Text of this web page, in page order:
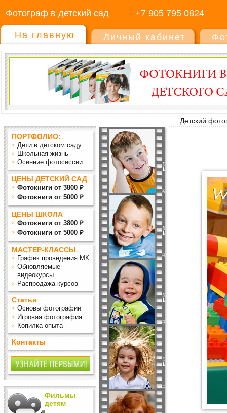
Фотограф в детский сад +7 905 795 0824
На главную Личный кабинет
Детский
ПОРТФОЛИО:
Дети в детском саду
Школьная жизнь
Осенние фотосессии
ЦЕНЫ ДЕТСКИЙ САД
Фотокниги от 3800 ₽
Фотокниги от 5000 ₽
ЦЕНЫ ШКОЛА
Фотокниги от 3800 ₽
Фотокниги от 5000 ₽
МАСТЕР-КЛАССЫ
График проведения МК
Обновляемые
видеокурсы
Распродажа курсов
Статьи
Основы фотографии
Игровая фотография
Копилка опыта
Контакты
Фильмы
детям